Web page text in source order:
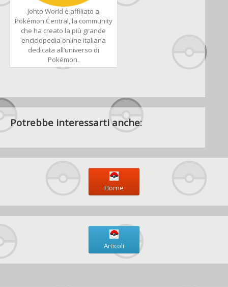
Johto World è affiliato a
Pokémon Central, la community
che ha creato la più grande
enciclopedia online italiana
dedicata all’universo di
Pokémon.
Potrebbe interessarti anche:
Home
Articoli